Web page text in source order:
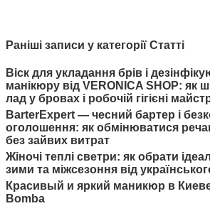
Раніші записи у категорії Статті
Віск для укладання брів і
манікюру від VERONICA SHOP: як
лад у бровах і робочій гігієні
BarterExpert — чесний бартер і
оголошення: як обмінюватися
без зайвих витрат
Жіночі теплі светри: як обрати
зими та міжсезоння від
Красивый и яркий маникюр в
Bomba